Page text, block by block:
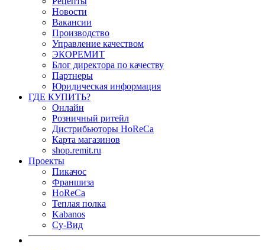
Новости
Вакансии
Производство
Управление качеством
ЭКОРЕМИТ
Блог директора по качеству
Партнеры
Юридическая информация
ГДЕ КУПИТЬ?
Онлайн
Розничный ритейл
Дистрибьюторы HoReCa
Карта магазинов
shop.remit.ru
Проекты
Пикачос
Франшиза
HoReCa
Теплая полка
Kabanos
Су-Вид